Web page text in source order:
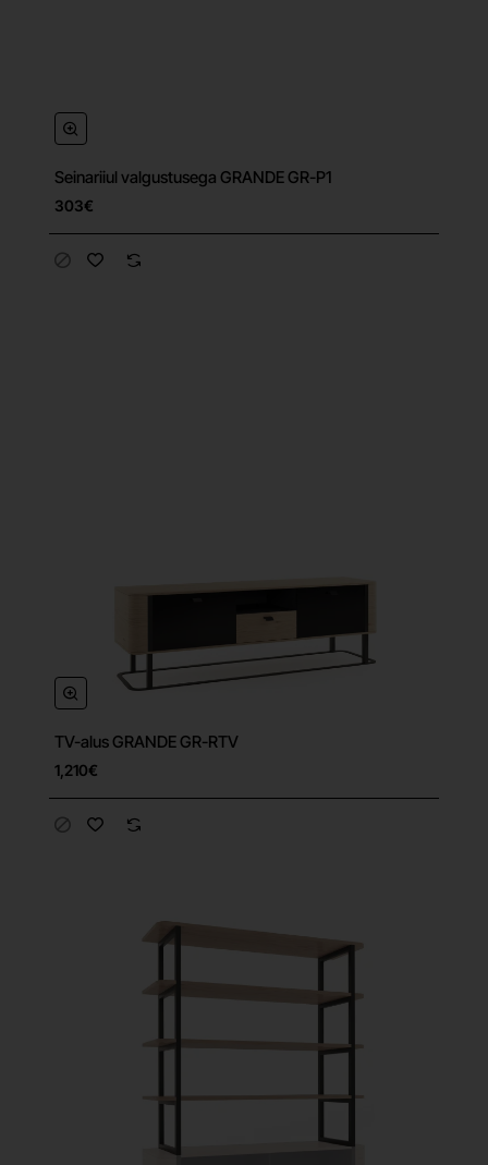
Seinariiul valgustusega GRANDE GR-P1
303€
TV-alus GRANDE GR-RTV
1,210€